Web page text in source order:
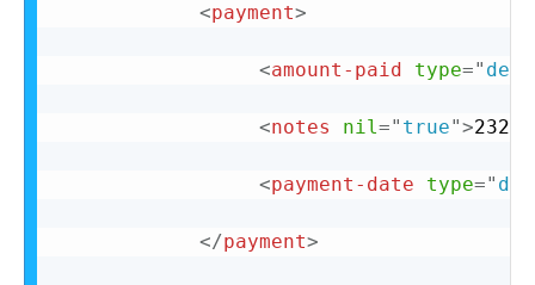
<payment>
<amount-paid type="
<notes nil=" true">232
<payment-date type="
</payment>